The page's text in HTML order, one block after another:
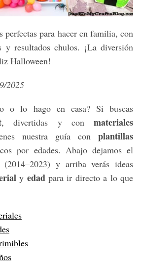
perfectas para hacer en familia, con
y resultados chulos. ¡La diversión
Halloween!
2025
o lo hago en casa? Si buscas
, divertidas y conmateriales
nuestra guía conplantillas
por edades. Abajo dejamos el
(2014–2023) y arriba verás ideas
y edadpara ir directo a lo que